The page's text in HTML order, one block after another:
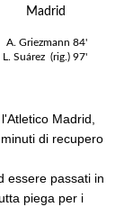
Madrid
A. Griezmann 84'
L. Suárez (rig.) 97'
Madrid,
di recupero
essere passati in
piega per i